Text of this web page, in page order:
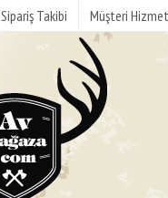
Sipariş Takibi Müşteri